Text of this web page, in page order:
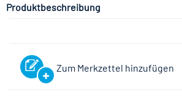
Produktbeschreibung
Zum Merkzettel hinzufügen